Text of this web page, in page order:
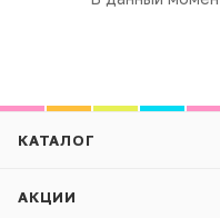
КАТАЛОГ
АКЦИИ